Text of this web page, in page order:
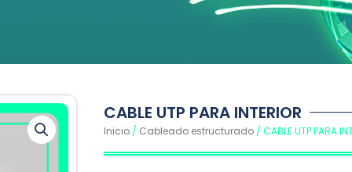
CABLE UTP PARA INTERIOR
Inicio / Cableado estructurado / CABLE UTP PARA